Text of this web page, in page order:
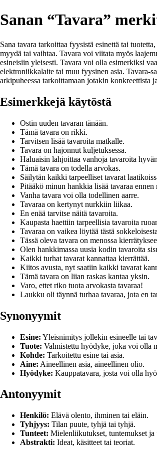
Sanan “Tavara”
Sana tavara tarkoittaa fyysistä esinettä tai
myydä tai vaihtaa. Tavara voi viitata myös
esineisiin yleisesti. Tavara voi olla esimerkiksi
elektroniikkalaite tai muu fyysinen asia. Tavara-
arkipuheessa tarkoittamaan jotakin konkreettista
Esimerkkejä käytöstä
Ostin uuden tavaran tänään.
Tämä tavara on rikki.
Tarvitsen lisää tavaroita matkalle.
Tavara on hajonnut kuljetuksessa.
Haluaisin lahjoittaa vanhoja tavaroita
Tämä tavara on todella arvokas.
Säilytän kaikki tarpeelliset tavarat
Pitääkö minun hankkia lisää tavaraa ennen
Vanha tavara voi olla todellinen aarre.
Tavaraa on kertynyt nurkkiin liikaa.
En enää tarvitse näitä tavaroita.
Kaupasta haettiin tarpeellisia tavaroita
Tavaraa on vaikea löytää tästä
Tässä oleva tavara on menossa
Olen hankkimassa uusia kodin tavaroita
Kaikki turhat tavarat kannattaa kierrättää.
Kiitos avusta, nyt saatiin kaikki tavarat
Tämä tavara on liian raskas kantaa yksin.
Varo, ettet riko tuota arvokasta tavaraa!
Laukku oli täynnä turhaa tavaraa, jota en
Synonyymit
Esine: Yleisnimitys jollekin esineelle tai
Tuote: Valmistettu hyödyke, joka voi olla
Kohde: Tarkoitettu esine tai asia.
Aine: Aineellinen asia, aineellinen olio.
Hyödyke: Kauppatavara, josta voi olla
Antonyymit
Henkilö: Elävä olento, ihminen tai eläin.
Tyhjyys: Tilan puute, tyhjä tai tyhjä.
Tunteet: Mielenliikutukset, tuntemukset ja
Abstrakti: Ideat, käsitteet tai teoriat.